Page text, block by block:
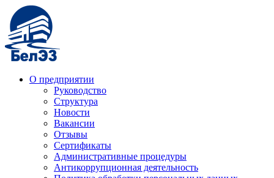
О предприятии
Руководство
Структура
Новости
Вакансии
Отзывы
Сертификаты
Административные процедуры
Антикоррупционная деятельность